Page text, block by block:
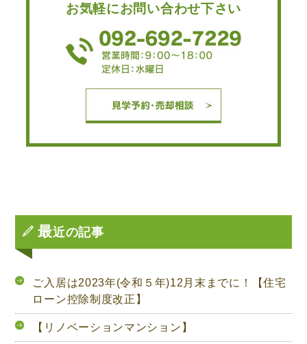
お気軽にお問い合わせ下さい
最近の記事
ご入居は2023年(令和５年)12月末までに！【住宅
ローン控除制度改正】
【リノベーションマンション】